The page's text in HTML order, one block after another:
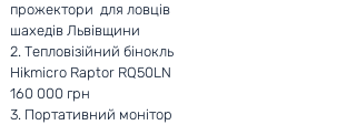
прожектори для ловців
шахедів Львівщини
2. Тепловізійний бінокль
Hikmicro Raptor RQ50LN
160 000 грн
3. Портативний монітор